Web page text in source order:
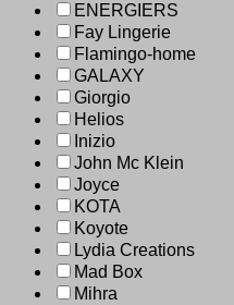
ENERGIERS
Fay Lingerie
Flamingo-home
GALAXY
Giorgio
Helios
Inizio
John Mc Klein
Joyce
KOTA
Koyote
Lydia Creations
Mad Box
Mihra